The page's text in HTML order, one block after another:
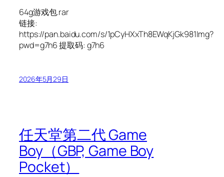
64g游戏包.rar
链接:
https://pan.baidu.com/s/1pCyHXxTh8EWqKjGk981Img?
pwd=g7h6 提取码: g7h6
2026年5月29日
任天堂第二代 Game
Boy（GBP, Game Boy
Pocket）